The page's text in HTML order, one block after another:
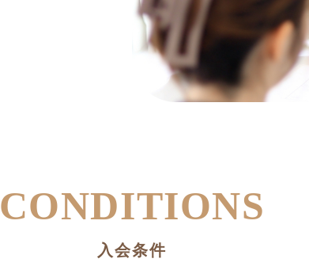
CONDITIONS
入会条件